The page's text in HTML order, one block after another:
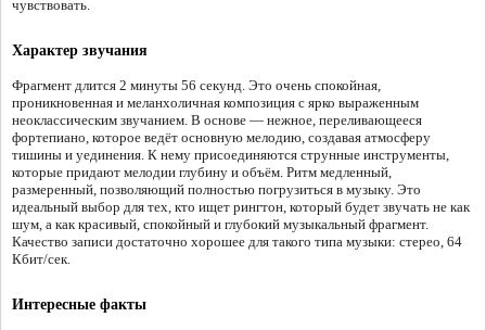
чувствовать.
Характер звучания
Фрагмент длится 2 минуты 56 секунд. Это очень спокойная,
проникновенная и меланхоличная композиция с ярко выраженным
неоклассическим звучанием. В основе — нежное, переливающееся
фортепиано, которое ведёт основную мелодию, создавая атмосферу
тишины и уединения. К нему присоединяются струнные инструменты,
которые придают мелодии глубину и объём. Ритм медленный,
размеренный, позволяющий полностью погрузиться в музыку. Это
идеальный выбор для тех, кто ищет рингтон, который будет звучать не как
шум, а как красивый, спокойный и глубокий музыкальный фрагмент.
Качество записи достаточно хорошее для такого типа музыки: стерео, 64
Кбит/сек.
Интересные факты